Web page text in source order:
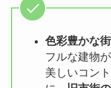
色彩豊かな
フルな建物
美しいコン